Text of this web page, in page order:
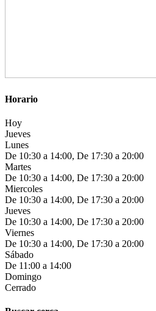
Horario
Hoy
Jueves
Lunes
De 10:30 a 14:00, De 17:30 a 20:00
Martes
De 10:30 a 14:00, De 17:30 a 20:00
Miercoles
De 10:30 a 14:00, De 17:30 a 20:00
Jueves
De 10:30 a 14:00, De 17:30 a 20:00
Viernes
De 10:30 a 14:00, De 17:30 a 20:00
Sábado
De 11:00 a 14:00
Domingo
Cerrado